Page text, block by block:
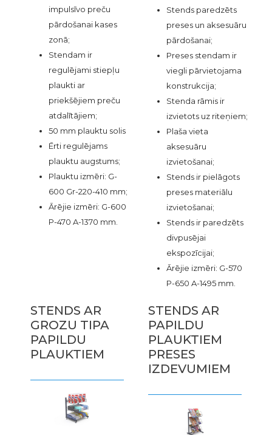
impulsīvo preču
pārdošanai kases
zonā;
Stendam ir
regulējami stiepļu
plaukti ar
priekšējiem preču
atdalītājiem;
50 mm plauktu solis
Ērti regulējams
plauktu augstums;
Plauktu izmēri: G-
600 Gr-220-410 mm;
Ārējie izmēri: G-600
P-470 A-1370 mm.
Stends paredzēts
preses un aksesuāru
pārdošanai;
Preses stendam ir
viegli pārvietojama
konstrukcija;
Stenda rāmis ir
izvietots uz riteņiem;
Plaša vieta
aksesuāru
izvietošanai;
Stends ir pielāgots
preses materiālu
izvietošanai;
Stends ir paredzēts
divpusējai
ekspozīcijai;
Ārējie izmēri: G-570
P-650 A-1495 mm.
STENDS AR
GROZU TIPA
PAPILDU
PLAUKTIEM
STENDS AR
PAPILDU
PLAUKTIEM
PRESES
IZDEVUMIEM